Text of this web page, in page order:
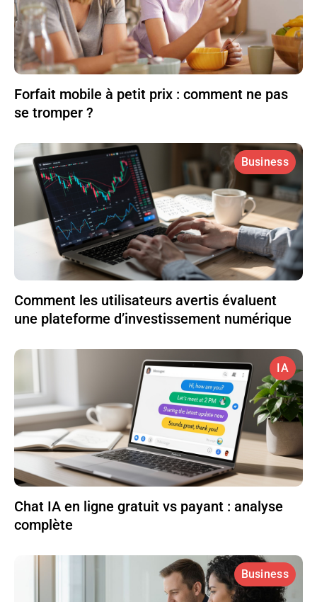
Forfait mobile à petit prix : comment ne pas
se tromper ?
Business
Comment les utilisateurs avertis évaluent
une plateforme d’investissement numérique
IA
Chat IA en ligne gratuit vs payant : analyse
complète
Business